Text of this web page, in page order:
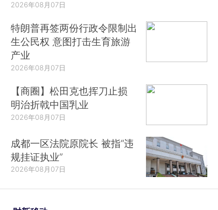
2026年08月07日
特朗普再签两份行政令限制出
生公民权 意图打击生育旅游
产业
2026年08月07日
【商圈】松田克也挥刀止损
明治折戟中国乳业
2026年08月07日
成都一区法院原院长 被指“违
规挂证执业”
2026年08月07日